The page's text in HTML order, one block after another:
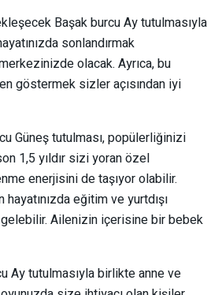
Başak burcu Ay tutulmasıyla
sonlandırmak
olacak. Ayrıca, bu
göstermek sizler açısından iyi
Güneş tutulması, popülerliğinizi
1,5 yıldır sizi yoran özel
enerjisini de taşıyor olabilir.
hayatınızda eğitim ve yurtdışı
gelebilir. Ailenizin içerisine bir bebek
Ay tutulmasıyla birlikte anne ve